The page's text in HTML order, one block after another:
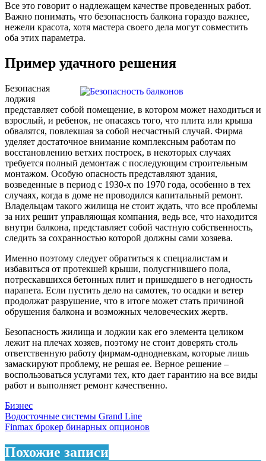
Все это говорит о надлежащем качестве проведенных работ.
Важно понимать, что безопасность балкона гораздо важнее,
нежели красота, хотя мастера своего дела могут совместить
оба этих параметра.
Пример удачного решения
Безопасная
лоджия
представляет собой помещение, в котором может находиться и
взрослый, и ребенок, не опасаясь того, что плита или крыша
обвалятся, повлекшая за собой несчастный случай. Фирма
уделяет достаточное внимание комплексным работам по
восстановлению ветхих построек, в некоторых случаях
требуется полный демонтаж с последующим строительным
монтажом. Особую опасность представляют здания,
возведенные в период с 1930-х по 1970 года, особенно в тех
случаях, когда в доме не проводился капитальный ремонт.
Владельцам такого жилища не стоит ждать, что все проблемы
за них решит управляющая компания, ведь все, что находится
внутри балкона, представляет собой частную собственность,
следить за сохранностью которой должны сами хозяева.
Именно поэтому следует обратиться к специалистам и
избавиться от протекшей крыши, полусгнившего пола,
потрескавшихся бетонных плит и пришедшего в негодность
парапета. Если пустить дело на самотек, то осадки и ветер
продолжат разрушение, что в итоге может стать причиной
обрушения балкона и возможных человеческих жертв.
Безопасность жилища и лоджии как его элемента целиком
лежит на плечах хозяев, поэтому не стоит доверять столь
ответственную работу фирмам-однодневкам, которые лишь
замаскируют проблему, не решая ее. Верное решение –
воспользоваться услугами тех, кто дает гарантию на все виды
работ и выполняет ремонт качественно.
Бизнес
Навигация
по
записям
Водосточные системы Grand Line
Finmax брокер бинарных опционов
Похожие записи